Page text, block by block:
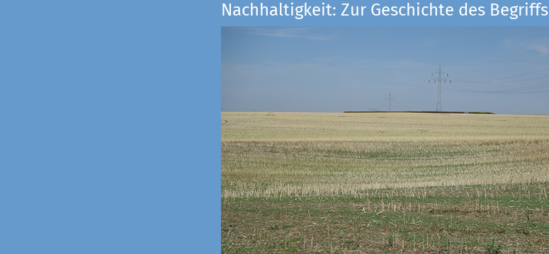
Nachhaltigkeit: Zur Geschichte des Begriffs